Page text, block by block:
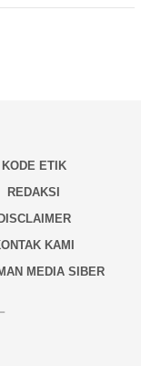
KODE ETIK
REDAKSI
DISCLAIMER
KAMI
MEDIA SIBER